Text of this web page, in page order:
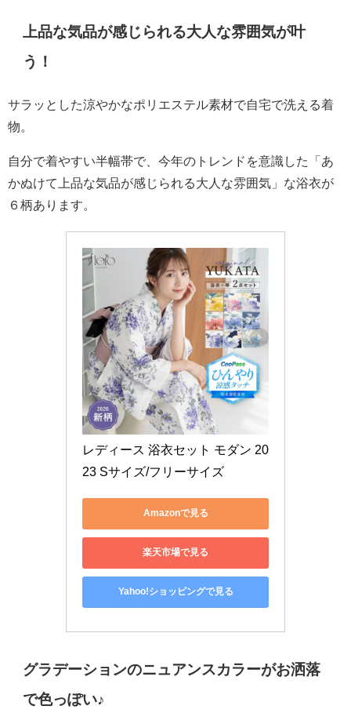
上品な気品が感じられる大人な雰囲気が叶
う！
サラッとした涼やかなポリエステル素材で自宅で洗える着
物。
自分で着やすい半幅帯で、今年のトレンドを意識した「あ
かぬけて上品な気品が感じられる大人な雰囲気」な浴衣が
６柄あります。
レディース 浴衣セット モダン 20
23 Sサイズ/フリーサイズ
Amazonで見る
楽天市場で見る
Yahoo!ショッピングで見る
グラデーションのニュアンスカラーがお洒落
で色っぽい♪